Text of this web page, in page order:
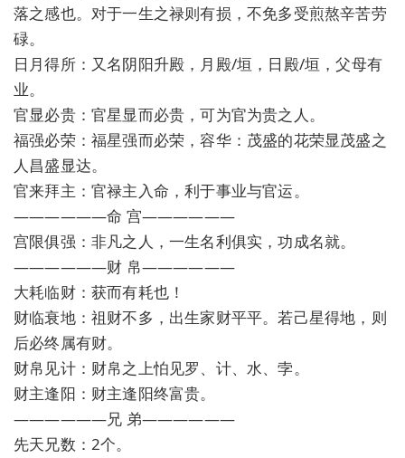
落之感也。对于一生之禄则有损，不免多受煎熬辛苦劳
碌。
日月得所：又名阴阳升殿，月殿/垣，日殿/垣，父母有
业。
官显必贵：官星显而必贵，可为官为贵之人。
福强必荣：福星强而必荣，容华：茂盛的花荣显茂盛之
人昌盛显达。
官来拜主：官禄主入命，利于事业与官运。
——————命 宫——————
宫限俱强：非凡之人，一生名利俱实，功成名就。
——————财 帛——————
大耗临财：获而有耗也！
财临衰地：祖财不多，出生家财平平。若己星得地，则
后必终属有财。
财帛见计：财帛之上怕见罗、计、水、孛。
财主逢阳：财主逢阳终富贵。
——————兄 弟——————
先天兄数：2个。